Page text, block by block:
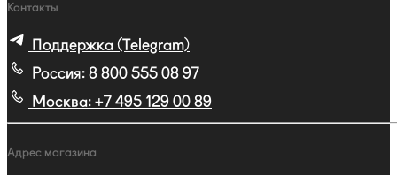
Контакты
Поддержка (Telegram)
Россия: 8 800 555 08 97
Москва: +7 495 129 00 89
Адрес магазина